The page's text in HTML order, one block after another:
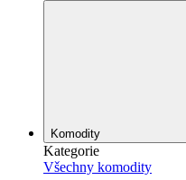
Komodity
Kategorie
Všechny komodity